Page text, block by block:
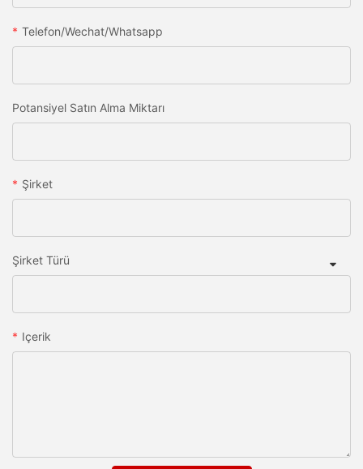
Telefon/wechat/whatsapp
Potansiyel Satın Alma Miktarı
Şirket
Şirket Türü
Içerik